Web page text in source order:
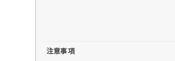
注意事項